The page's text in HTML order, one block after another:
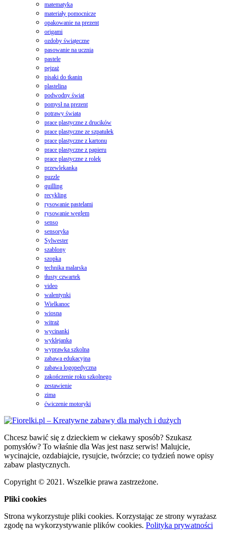
matematyka
materiały pomocnicze
opakowanie na prezent
origami
ozdoby świąteczne
pasowanie na ucznia
pastele
pejzaż
pisaki do tkanin
plastelina
podwodny świat
pomysł na prezent
potrawy świata
prace plastyczne z drucików
prace plastyczne ze szpatułek
prace plastyczne z kartonu
prace plastyczne z papieru
prace plastyczne z rolek
przewlekanka
puzzle
quilling
recykling
rysowanie pastelami
rysowanie węglem
senso
sensoryka
Sylwester
szablony
szopka
technika malarska
tłusty czwartek
video
walentynki
Wielkanoc
wiosna
witraż
wycinanki
wyklejanka
wyprawka szkolna
zabawa edukacyjna
zabawa logopedyczna
zakończenie roku szkolnego
zestawienie
zima
ćwiczenie motoryki
Chcesz bawić się z dzieckiem w ciekawy sposób? Szukasz
pomysłów? To właśnie dla Was jest nasz serwis! Malujcie,
wycinajcie, ozdabiajcie, rysujcie, twórzcie; co tydzień nowe opisy
zabaw plastycznych.
Copyright © 2021. Wszelkie prawa zastrzeżone.
Pliki cookies
Strona wykorzystuje pliki cookies. Korzystając ze strony wyrażasz
zgodę na wykorzystywanie plików cookies. Polityka prywatności